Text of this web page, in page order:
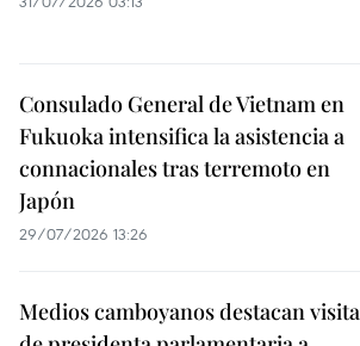
Consulado General de Vietnam en
Fukuoka intensifica la asistencia a
connacionales tras terremoto en
Japón
29/07/2026 13:26
Medios camboyanos destacan visita